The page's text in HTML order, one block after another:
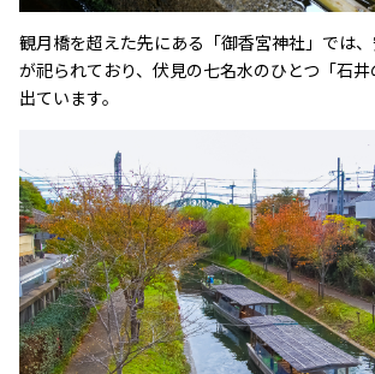
観月橋を超えた先にある「御香宮神社」では
が祀られており、伏見の七名水のひとつ「石
出ています。